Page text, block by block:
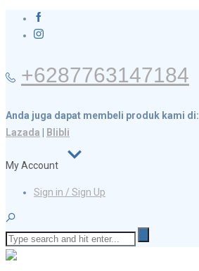
+6287763147184
Anda juga dapat membeli produk kami di:
Lazada
Blibli
My Account
Sign in / Sign Up